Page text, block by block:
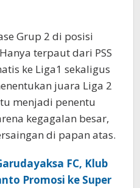
Grup 2 di posisi
terpaut dari PSS
ke Liga1 sekaligus
juara Liga 2
menjadi penentu
kegagalan besar,
di papan atas.
FC, Klub
Promosi ke Super